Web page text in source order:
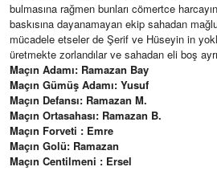
bulmasına rağmen bunları cömertce
baskısına dayanamayan ekip sahadan
mücadele etseler de Şerif ve Hüseyin in
üretmekte zorlandılar ve sahadan eli boş
Maçın Adamı: Ramazan Bay
Maçın Gümüş Adamı: Yusuf
Maçın Defansı: Ramazan M.
Maçın Ortasahası: Ramazan B.
Maçın Forveti : Emre
Maçın Golü: Ramazan
Maçın Centilmeni : Ersel